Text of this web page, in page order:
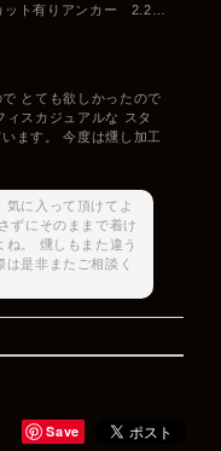
とても欲しかったので
スカジュアルな スタ
ます。 今度は燻し加工
気に入って頂けてよ
ずにそのままで着け
。 燻しもまた違う
是非またご相談く
Save